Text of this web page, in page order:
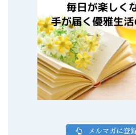
メルマガに登